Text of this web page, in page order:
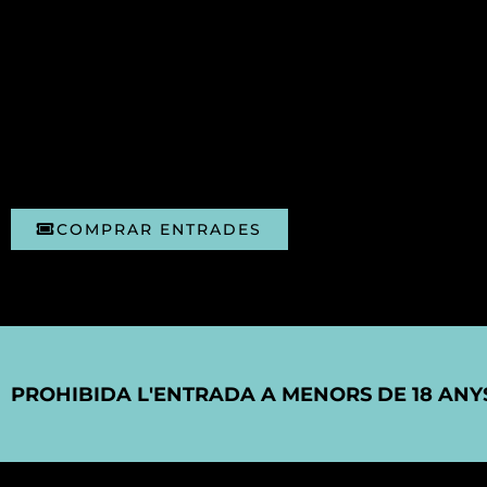
COMPRAR ENTRADES
PROHIBIDA L'ENTRADA A MENORS DE 18